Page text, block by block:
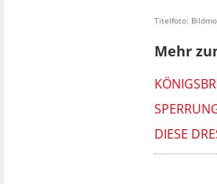
Titelfoto:
Mehr
DIESE